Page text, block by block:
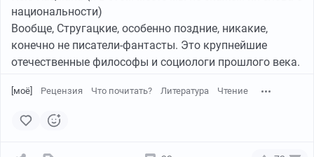
ни казался отдельным от всех сиюминутных
интересов этого стада самоедных свиней, он, в то же
время и всегда, неотделим от этого стада и немыслим
без него... И еще забавно, говорил Изя, что храм этот
никто, собственно, не строит сознательно. Его нельзя
гениальном мозгу, он растет сам собою, безошибочно
человеческая история...
увлекательно, не будем лишать друг друга
интересного времяпровождения, ладно? :)
национальности)
Вообще, Стругацкие, особенно поздние, никакие,
конечно не писатели-фантасты. Это крупнейшие
отечественные философы и социологи прошлого века.
[моё] Рецензия Что почитать? Литература Чтение